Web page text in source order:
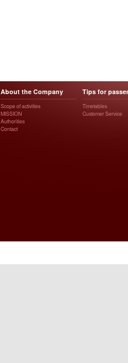
About the Company
Scope of activities
MISSION
Authorities
Contact
Tips for
Timetables
Customer Service